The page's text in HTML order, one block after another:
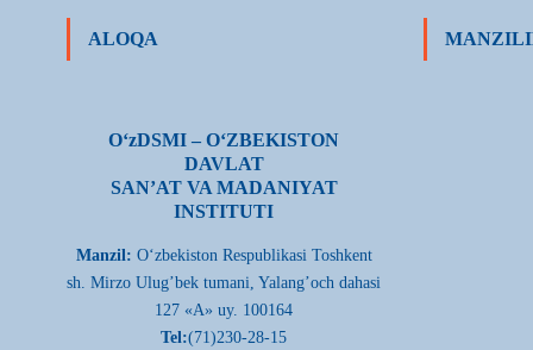
ALOQA
О‘zDSMI – О‘ZBEKISTON
DAVLAT
SAN’AT VA MADANIYAT
INSTITUTI
Manzil: О‘zbekiston Respublikasi Toshkent
sh. Mirzo Ulug’bek tumani, Yalang’och dahasi
127 «A» uy. 100164
Tel:(71)230-28-15